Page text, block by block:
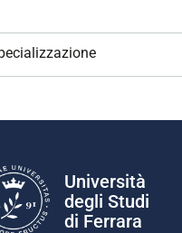
Università
degli Studi
di Ferrara